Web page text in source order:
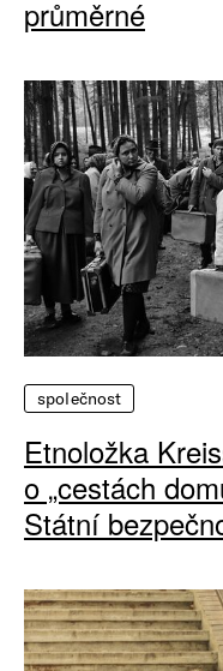
průměrné
společnost
Etnoložka
o „cestách
Státní